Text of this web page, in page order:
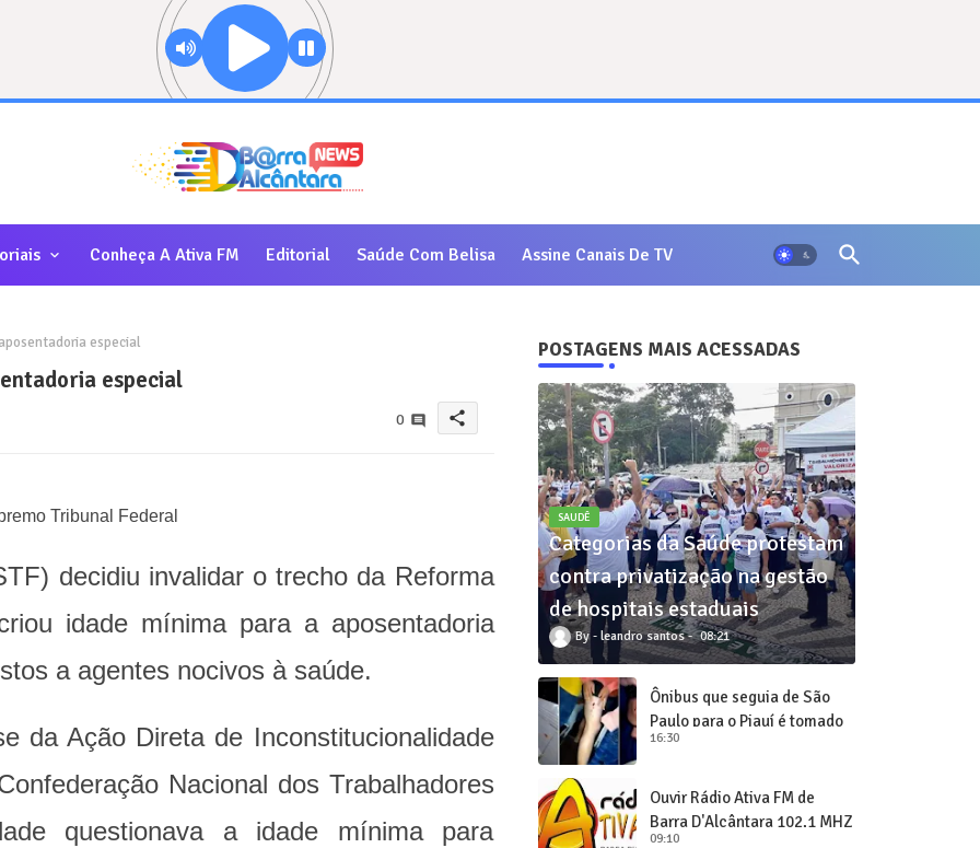
Conheça A Ativa FM Editorial Saúde Com Belisa Assine Canais De TV
especial
especial
0 share
decidiu invalidar o trecho da Reforma
idade mínima para a aposentadoria
a agentes nocivos à saúde.
da Ação Direta de Inconstitucionalidade
Nacional dos Trabalhadores
questionava a idade mínima para
POSTAGENS MAIS ACESSADAS
SAUDÊ
Categorias da Saúde protestam
contra privatização na gestão
de hospitais estaduais
leandro santos 08:21
Ônibus que seguia de São
Paulo para o Piauí é tomado
de assalto
16:30
Ouvir Rádio Ativa FM de
Barra D'Alcântara 102,1 MHZ
09:10